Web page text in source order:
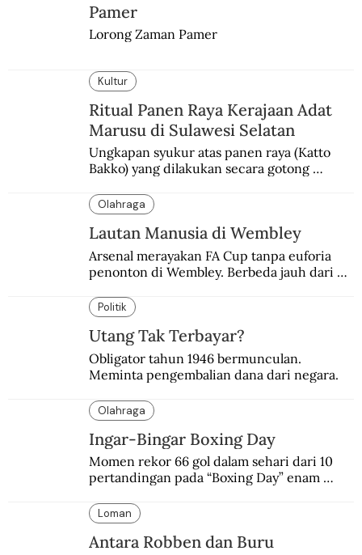
Pamer
Lorong Zaman Pamer
Kultur
Ritual Panen Raya Kerajaan Adat
Marusu di Sulawesi Selatan
Ungkapan syukur atas panen raya (Katto
Bakko) yang dilakukan secara gotong
Olahraga
Lautan Manusia di Wembley
Arsenal merayakan FA Cup tanpa euforia
penonton di Wembley. Berbeda jauh dari
silam.
Politik
Utang Tak Terbayar?
Obligator tahun 1946 bermunculan.
Meminta pengembalian dana dari negara.
Olahraga
Ingar-Bingar Boxing Day
Momen rekor 66 gol dalam sehari dari 10
pertandingan pada “Boxing Day” enam
Manchester United 6-1.
Loman
Antara Robben dan Buru